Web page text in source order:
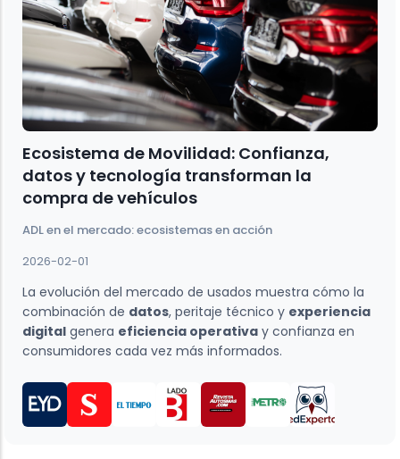
Ecosistema de Movilidad: Confianza,
datos y tecnología transforman la
compra de vehículos
ADL en el mercado: ecosistemas en acción
2026-02-01
La evolución del mercado de usados muestra cómo la
combinación de datos, peritaje técnico y experiencia
digital genera eficiencia operativa y confianza en
consumidores cada vez más informados.